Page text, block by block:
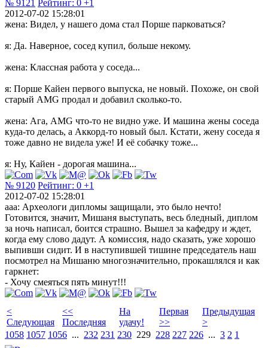
№ 9121 Рейтинг: 0 +1
2012-07-02 15:28:01
жена: Видел, у нашего дома стал Порше парковаться?
я: Да. Наверное, сосед купил, больше некому.
жена: Классная работа у соседа...
я: Порше Кайен первого выпуска, не новый. Похоже, он свой
старый AMG продал и добавил сколько-то.
жена: Ага, AMG что-то не видно уже. И машина жены соседа
куда-то делась, а Аккорд-то новый был. Кстати, жену соседа я
тоже давно не видела уже! И её собачку тоже...
я: Ну, Кайен - дорогая машина...
№ 9120 Рейтинг: 0 +1
2012-07-02 15:28:01
ааа: Археологи дипломы защищали, это было нечто!
Готовится, значит, Мишаня выступать, весь бледный, диплом
за ночь написал, боится страшно. Вышел за кафедру и ждет,
когда ему слово дадут. А комиссия, надо сказать, уже хорошо
выпивши сидит. И в наступившей тишине председатель наш
посмотрел на Мишаню многозначительно, прокашлялся и как
гаркнет:
- Хочу смеяться пять минут!!!
<
Следующая
<<
Последняя
На
удачу!
Первая
>>
Предыдущая
>
1058 1057 1056 ... 232 231 230 229 228 227 226 ... 3 2 1